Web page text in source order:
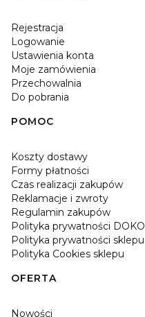
Rejestracja
Logowanie
Ustawienia konta
Moje zamówienia
Przechowalnia
Do pobrania
POMOC
Koszty dostawy
Formy płatności
Czas realizacji zakupów
Reklamacje i zwroty
Regulamin zakupów
Polityka prywatności DOKO
Polityka prywatności sklepu
Polityka Cookies sklepu
OFERTA
Nowości